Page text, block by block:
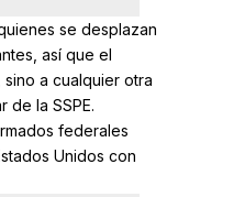
se desplazan
así que el
a cualquier otra
de la SSPE.
federales
Unidos con